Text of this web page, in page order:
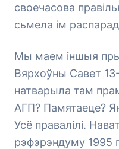
своечасова
сьмела ім
Мы маем іншыя
Вярхоўны Савет
натварыла там
АГП? Памятаеце?
Усё правалілі.
рэфэрэндуму 1995